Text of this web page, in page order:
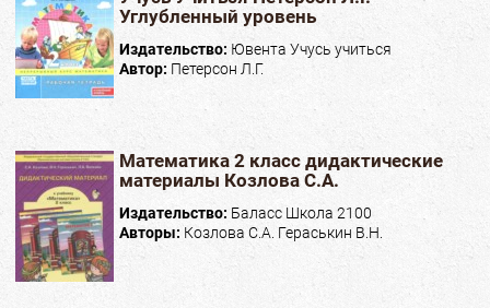
Углубленный уровень
Издательство: Ювента Учусь учиться
Автор: Петерсон Л.Г.
Математика 2 класс дидактические
материалы Козлова С.А.
Издательство: Баласс Школа 2100
Авторы: Козлова С.А. Гераськин В.Н.